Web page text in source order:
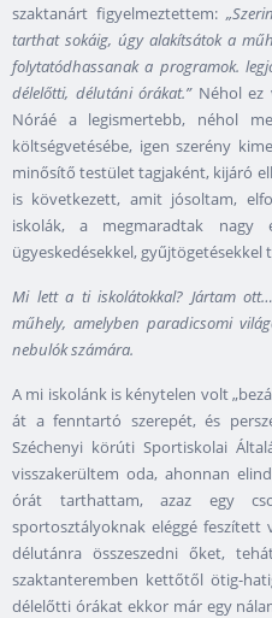
szaktanárt figyelmeztettem:
tarthat sokáig, úgy alakítsátok a
folytatódhassanak a programok.
délelőtti, délutáni órákat.”Néhol ez
Nóráé a legismertebb, néhol
költségvetésébe, igen szerény
minősítő testület tagjaként, kijáró
is következett, amit jósoltam,
iskolák, a megmaradtak nagy
ügyeskedésekkel,
Mi lett a ti iskolátokkal? Jártam
műhely, amelyben paradicsomi
nebulók számára.
A mi iskolánk is kénytelen volt
át a fenntartó szerepét, és
Széchenyi körúti Sportiskolai
visszakerültem oda, ahonnan
órát tarthattam, azaz egy
sportosztályoknak eléggé
délutánra összeszedni őket,
szaktanteremben kettőtől ötig-
délelőtti órákat ekkor már egy